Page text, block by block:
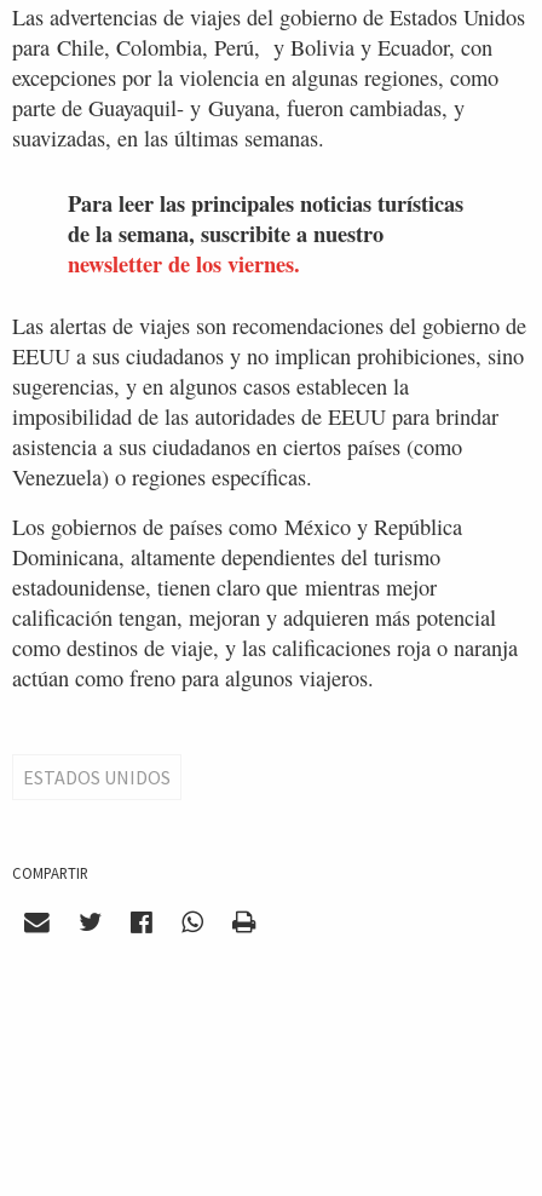
Las advertencias de viajes del gobierno de Estados Unidos
para Chile, Colombia, Perú, y Bolivia y Ecuador, con
excepciones por la violencia en algunas regiones, como
parte de Guayaquil- y Guyana, fueron cambiadas, y
suavizadas, en las últimas semanas.
Para leer las principales noticias turísticas
de la semana, suscribite a nuestro
newsletter de los viernes.
Las alertas de viajes son recomendaciones del gobierno de
EEUU a sus ciudadanos y no implican prohibiciones, sino
sugerencias, y en algunos casos establecen la
imposibilidad de las autoridades de EEUU para brindar
asistencia a sus ciudadanos en ciertos países (como
Venezuela) o regiones específicas.
Los gobiernos de países como México y República
Dominicana, altamente dependientes del turismo
estadounidense, tienen claro que mientras mejor
calificación tengan, mejoran y adquieren más potencial
como destinos de viaje, y las calificaciones roja o naranja
actúan como freno para algunos viajeros.
ESTADOS UNIDOS
COMPARTIR